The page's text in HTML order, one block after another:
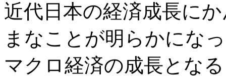
近代日本の経済成長に
まなことが明らかにな
マクロ経済の成長とな